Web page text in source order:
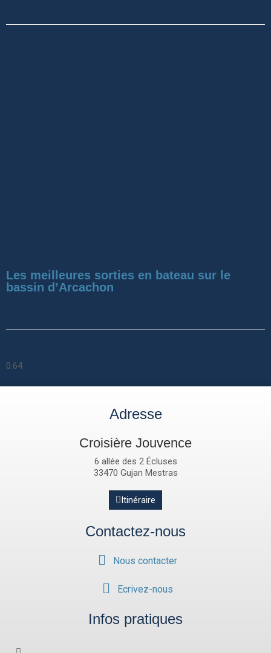
Les meilleures sorties en bateau sur le
bassin d’Arcachon
Adresse
Croisière Jouvence
6 allée des 2 Écluses
33470 Gujan Mestras
Itinéraire
Contactez-nous
Nous contacter
Ecrivez-nous
Infos pratiques